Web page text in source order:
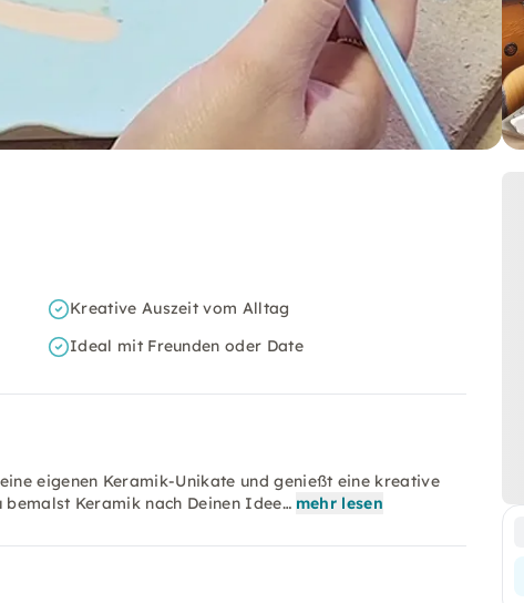
Kreative Auszeit vom Alltag
Ideal mit Freunden oder Date
eigenen Keramik-Unikate und genießt eine kreative
bemalst Keramik nach Deinen Idee… mehr lesen